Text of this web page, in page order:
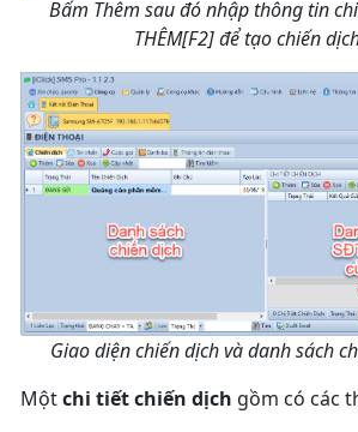
Bấm Thêm sau đó nhập thông tin
THÊM[F2] để tạo chiến
Giao diện chiến dịch và danh sách
Mộtchi tiết chiến dịch gồm có các